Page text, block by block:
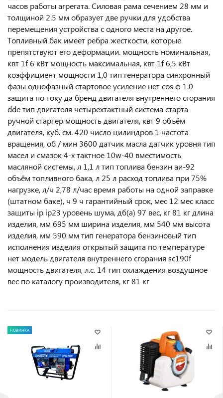
часов работы агрегата. Силовая рама сечением 28 мм и
толщиной 2.5 мм образует две ручки для удобства
перемещения устройства с одного места на другое.
Топливный бак имеет ребра жесткости, которые
препятствуют его деформации. мощность номинальная,
квт 1f 6 кВт мощность максимальная, квт 1f 6,5 кВт
коэффициент мощности 1,0 тип генератора синхронный
фазы однофазный стартовое усиление нет cos ф 1.0
защита по току да бренд двигателя внутреннего сгорания
dde тип двигателя четырехтактный система старта
ручной стартер мощность двигателя, квт 9 объём
двигателя, куб. см. 420 число цилиндров 1 частота
вращения, об / мин 3600 датчик масла датчик уровня тип
масел и смазок 4-х тактное 10w-40 вместимость
масляной системы, л 1,1 л тип топлива бензин аи-92
объём топливного бака, л 25 л расход топлива при 75%
нагрузке, л/ч 2,78 л/час время работы на одной заправке
(штатном баке), ч 9 ч гарантийный срок, мес 12 мес класс
защиты ip ip23 уровень шума, дб(а) 97 вес, кг 81 кг длина
изделия, мм 695 мм ширина изделия, мм 540 мм высота
изделия, мм 590 мм тип генератора бензиновый тип
исполнения изделия открытый защита по температуре
нет модель двигателя внутреннего сгорания sc190f
мощность двигателя, л.с. 14 тип охлаждения воздушное
вес по каталогу производителя, кг 81 кг
НОВИНКА